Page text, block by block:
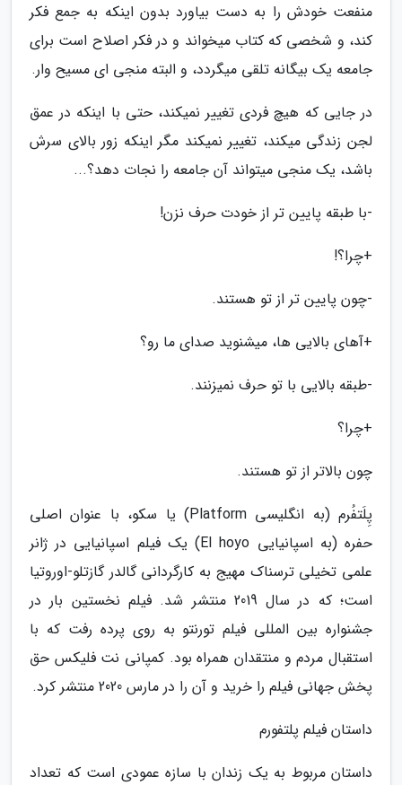
منفعت خودش را به دست بیاورد بدون اینکه به جمع فکر
کند، و شخصی که کتاب میخواند و در فکر اصلاح است برای
جامعه یک بیگانه تلقی میگردد، و البته منجی ای مسیح وار.
در جایی که هیچ فردی تغییر نمیکند، حتی با اینکه در عمق
لجن زندگی میکند، تغییر نمیکند مگر اینکه زور بالای سرش
باشد، یک منجی میتواند آن جامعه را نجات دهد؟...
-با طبقه پایین تر از خودت حرف نزن!
+چرا؟!
-چون پایین تر از تو هستند.
+آهای بالایی ها، میشنوید صدای ما رو؟
-طبقه بالایی با تو حرف نمیزنند.
+چرا؟
چون بالاتر از تو هستند.
پِلَتفُرم (به انگلیسی Platform) یا سکو، با عنوان اصلی
حفره (به اسپانیایی El hoyo) یک فیلم اسپانیایی در ژانر
علمی تخیلی ترسناک مهیج به کارگردانی گالدر گازتلو-اوروتیا
است؛ که در سال 2019 منتشر شد. فیلم نخستین بار در
جشنواره بین المللی فیلم تورنتو به روی پرده رفت که با
استقبال مردم و منتقدان همراه بود. کمپانی نت فلیکس حق
پخش جهانی فیلم را خرید و آن را در مارس 2020 منتشر کرد.
داستان فیلم پلتفورم
داستان مربوط به یک زندان با سازه عمودی است که تعداد